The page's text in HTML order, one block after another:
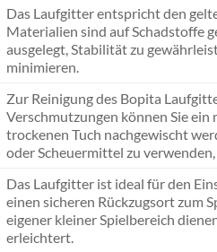
Das Laufgitter entspricht den
Materialien sind auf Schadstoffe
ausgelegt, Stabilität zu
minimieren.
Zur Reinigung des Bopita
Verschmutzungen können Sie
trockenen Tuch nachgewischt
oder Scheuermittel zu
Das Laufgitter ist ideal für den
einen sicheren Rückzugsort zum
eigener kleiner Spielbereich
erleichtert.